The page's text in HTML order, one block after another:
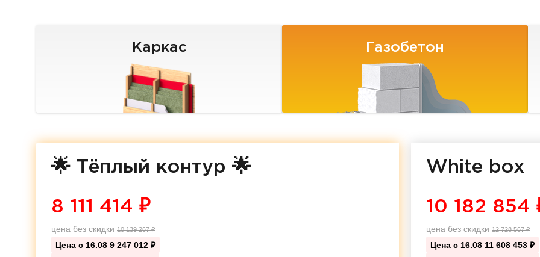
Каркас Газобетон
🌟 Тёплый контур 🌟
8 111 414 ₽
цена без скидки 10 139 267₽
Цена с 16.08 9 247 012 ₽
White box
10 182 854
цена без скидки 12 728 567₽
Цена с 16.08 11 608 453 ₽